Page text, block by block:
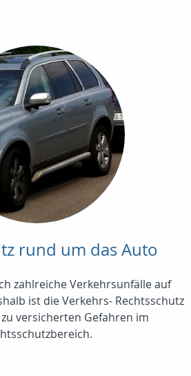
rund um das Auto
zahlreiche Verkehrsunfälle auf
ist die Verkehrs- Rechtsschutz
versicherten Gefahren im